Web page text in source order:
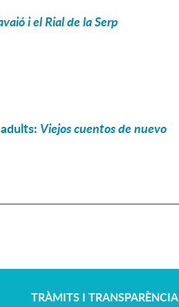
i el Rial de la Serp
Viejos cuentos de nuevo
TRÀMITS I TRANSPARÈNCIA